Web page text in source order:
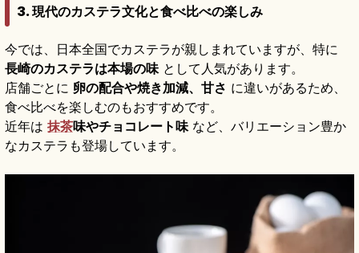
3. 現代のカステラ文化と食べ比べの楽しみ
今では、日本全国でカステラが親しまれていますが、特に
長崎のカステラは本場の味 として人気があります。
店舗ごとに 卵の配合や焼き加減、甘さ に違いがあるため、
食べ比べを楽しむのもおすすめです。
近年は 抹茶味やチョコレート味 など、バリエーション豊か
なカステラも登場しています。